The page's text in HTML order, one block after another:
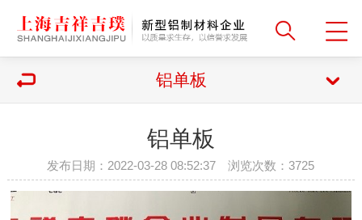
铝单板
铝单板
发布日期：2022-03-28 08:52:37 浏览次数：3725